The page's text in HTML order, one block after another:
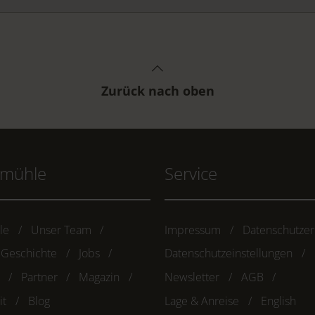
Zurück nach oben
Unser Team
Jobs
Partner
Magazin
Blog
Service
Impressum
Datenschutzeinstellungen
Newsletter
AGB
Lage & Anreise
English